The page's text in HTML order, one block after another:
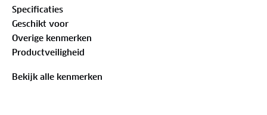
deze altijd goed (stevig en recht) op de kogel zit.
Uiteraard zijn de specificaties van SG2 Fixmatic
onveranderd en gelijk aan die van de SG2.
Specificaties
Geschikt voor
Overige kenmerken
Productveiligheid
Bekijk alle kenmerken